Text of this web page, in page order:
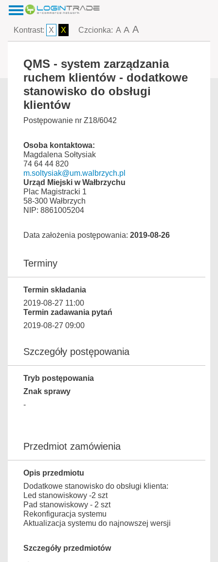
Kontrast: X X Czcionka: A A A
QMS - system zarządzania
ruchem klientów - dodatkowe
stanowisko do obsługi
klientów
Postępowanie nr Z18/6042
Osoba kontaktowa:
Magdalena Sołtysiak
74 64 44 820
m.soltysiak@um.walbrzych.pl
Urząd Miejski w Wałbrzychu
Plac Magistracki 1
58-300 Wałbrzych
NIP: 8861005204
Data założenia postępowania: 2019-08-26
Terminy
Termin składania
2019-08-27 11:00
Termin zadawania pytań
2019-08-27 09:00
Szczegóły postępowania
Tryb postępowania
Znak sprawy
-
Przedmiot zamówienia
Opis przedmiotu
Dodatkowe stanowisko do obsługi klienta:
Led stanowiskowy -2 szt
Pad stanowiskowy - 2 szt
Rekonfiguracja systemu
Aktualizacja systemu do najnowszej wersji
Szczegóły przedmiotów